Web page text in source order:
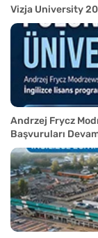
Vizja University
Andrzej Frycz
Başvuruları